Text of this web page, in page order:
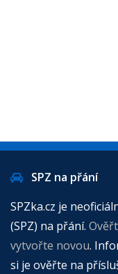
SPZ na přání
SPZka.cz je
(SPZ) na přání.
vytvořte novou.
si je ověřte na